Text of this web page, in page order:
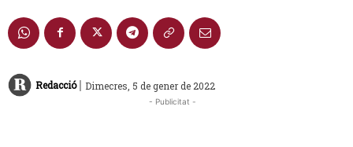
Redacció | Dimecres, 5 de gener de 2022
- Publicitat -